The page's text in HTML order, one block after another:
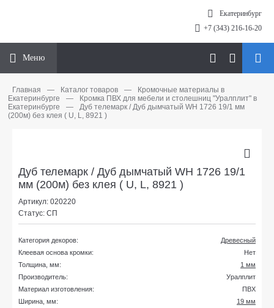
Екатеринбург
+7 (343) 216-16-20
Меню
Главная — Каталог товаров —
Кромочные материалы в
Екатеринбурге
—
Кромка ПВХ для мебели и столешниц "Уралплит" в
Екатеринбурге
—
Дуб телемарк / Дуб дымчатый WH 1726 19/1 мм
(200м) без клея ( U, L, 8921 )
Дуб телемарк / Дуб дымчатый WH 1726 19/1
мм (200м) без клея ( U, L, 8921 )
Артикул: 020220
Статус: СП
Категория декоров:
Древесный
Клеевая основа кромки:
Нет
Толщина, мм:
1 мм
Производитель:
Уралплит
Материал изготовления:
ПВХ
Ширина, мм:
19 мм